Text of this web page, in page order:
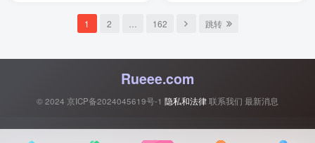
1 2 162 跳转
Rueee.com
© 2024 京ICP备2024045619号-1 隐私和法律联系我们 最新消息